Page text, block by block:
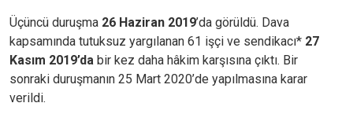
Üçüncü duruşma 26 Haziran 2019’da görüldü. Dava
kapsamında tutuksuz yargılanan 61 işçi ve sendikacı* 27
Kasım 2019’da bir kez daha hâkim karşısına çıktı. Bir
sonraki duruşmanın 25 Mart 2020’de yapılmasına karar
verildi.